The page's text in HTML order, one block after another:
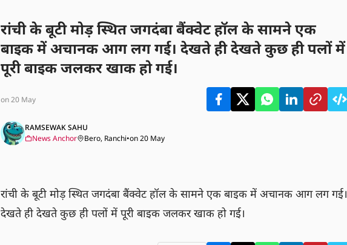
रांची के बूटी मोड़ स्थित जगदंबा बैंक्वेट हॉल के सामने एक
बाइक में अचानक आग लग गई। देखते ही देखते कुछ ही पलों में
पूरी बाइक जलकर खाक हो गई।
on 20 May
RAMSEWAK SAHU
News Anchor
Bero, Ranchi•on 20 May
रांची के बूटी मोड़ स्थित जगदंबा बैंक्वेट हॉल के सामने एक बाइक में अचानक आग लग गई।
देखते ही देखते कुछ ही पलों में पूरी बाइक जलकर खाक हो गई।